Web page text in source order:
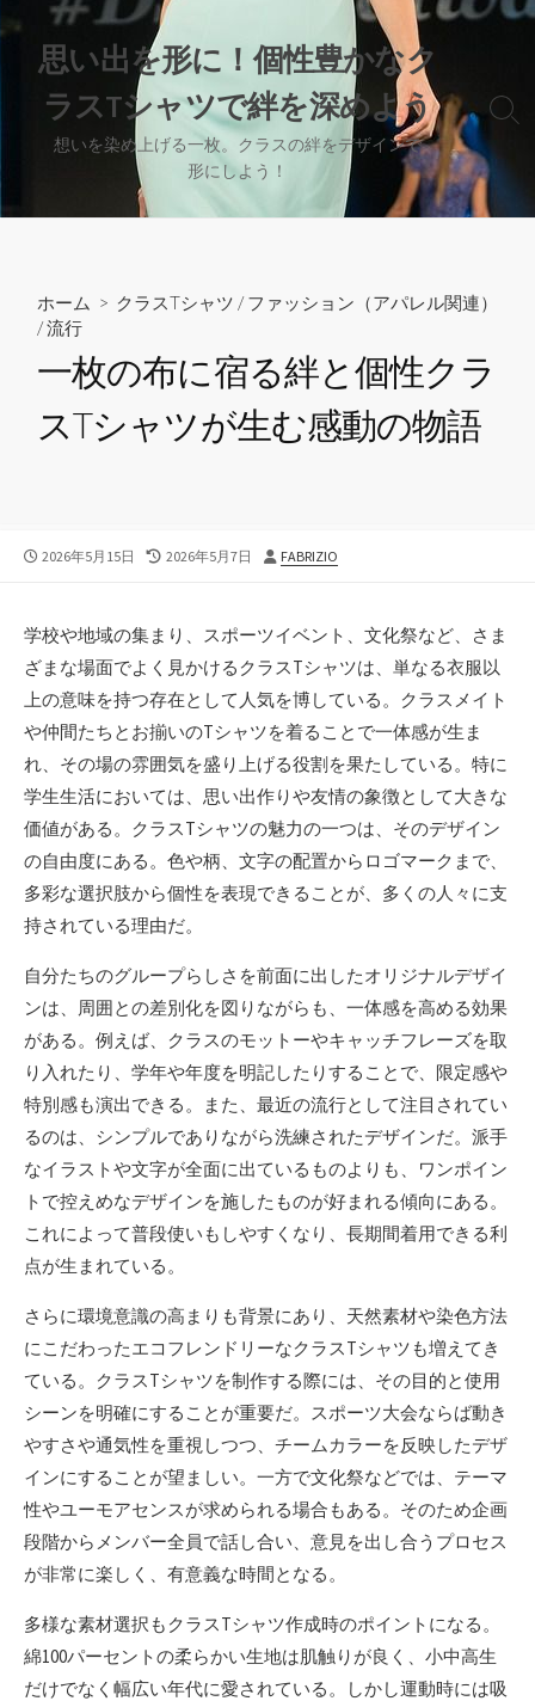
ン
キ
思い出を形に！個性豊かなク
ラスTシャツで絆を深めよう
想いを染め上げる一枚。クラスの絆をデザインで
形にしよう！
検
ホーム > クラスTシャツ /ファッション（アパレル関連）
/流行
一枚の布に宿る絆と個性クラ
スTシャツが生む感動の物語
公
2026年5月15日
最
日
2026年5月7日
投
FABRIZIO
学校や地域の集まり、スポーツイベント、文化祭など、さま
ざまな場面でよく見かけるクラスTシャツは、単なる衣服以
上の意味を持つ存在として人気を博している。
クラスメイト
や仲間たちとお揃いのTシャツを着ることで一体感が生ま
れ、その場の雰囲気を盛り上げる役割を果たしている。特に
学生生活においては、思い出作りや友情の象徴として大きな
価値がある。クラスTシャツの魅力の一つは、そのデザイン
の自由度にある。色や柄、文字の配置からロゴマークまで、
多彩な選択肢から個性を表現できることが、多くの人々に支
持されている理由だ。
自分たちのグループらしさを前面に出したオリジナルデザイ
ンは、周囲との差別化を図りながらも、一体感を高める効果
がある。例えば、クラスのモットーやキャッチフレーズを取
り入れたり、学年や年度を明記したりすることで、限定感や
特別感も演出できる。また、最近の流行として注目されてい
るのは、シンプルでありながら洗練されたデザインだ。派手
なイラストや文字が全面に出ているものよりも、ワンポイン
トで控えめなデザインを施したものが好まれる傾向にある。
これによって普段使いもしやすくなり、長期間着用できる利
点が生まれている。
さらに環境意識の高まりも背景にあり、天然素材や染色方法
にこだわったエコフレンドリーなクラスTシャツも増えてき
ている。クラスTシャツを制作する際には、その目的と使用
シーンを明確にすることが重要だ。スポーツ大会ならば動き
やすさや通気性を重視しつつ、チームカラーを反映したデザ
インにすることが望ましい。一方で文化祭などでは、テーマ
性やユーモアセンスが求められる場合もある。そのため企画
段階からメンバー全員で話し合い、意見を出し合うプロセス
が非常に楽しく、有意義な時間となる。
多様な素材選択もクラスTシャツ作成時のポイントになる。
綿100パーセントの柔らかい生地は肌触りが良く、小中高生
だけでなく幅広い年代に愛されている。しかし運動時には吸